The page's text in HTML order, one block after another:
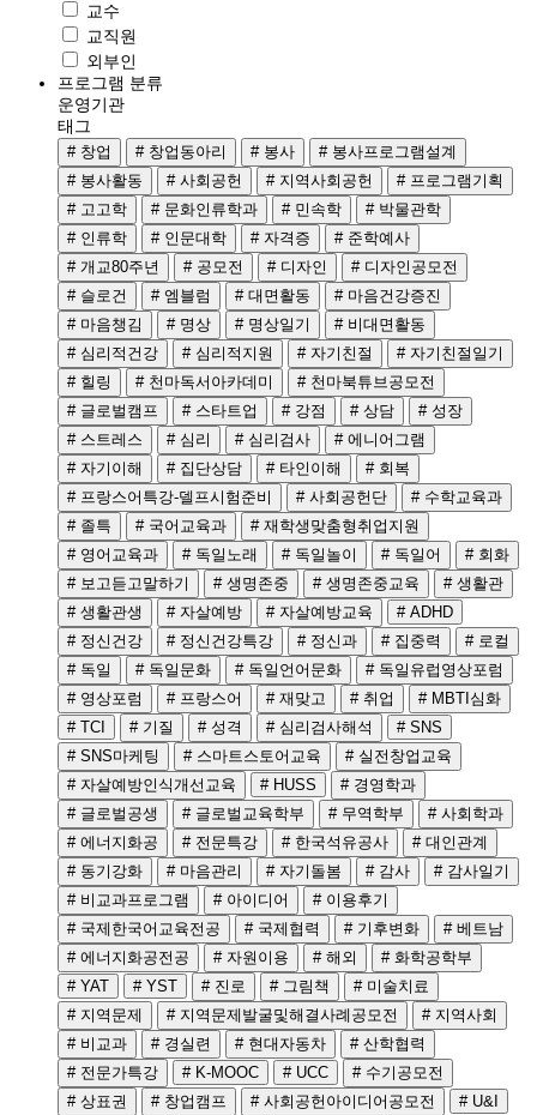
교수
교직원
외부인
프로그램 분류
운영기관
태그
# 창업
# 창업동아리 # 봉사
# 봉사프로그램설계
# 봉사활동
# 사회공헌 # 지역사회공헌
# 프로그램기획
# 고고학
# 문화인류학과 # 민속학
# 박물관학
# 인류학
# 인문대학 # 자격증
# 준학예사
# 개교80주년
# 공모전 # 디자인
# 디자인공모전
# 슬로건
# 엠블럼 # 대면활동
# 마음건강증진
# 마음챙김
# 명상 # 명상일기
# 비대면활동
# 심리적건강
# 심리적지원 # 자기친절
# 자기친절일기
# 힐링
# 천마독서아카데미
# 천마북튜브공모전
# 글로벌캠프
# 스타트업 # 강점 # 상담
# 성장
# 스트레스
# 심리 # 심리검사
# 에니어그램
# 자기이해
# 집단상담 # 타인이해
# 회복
# 프랑스어특강-델프시험준비
# 사회공헌단
# 수학교육과
# 졸특
# 국어교육과
# 재학생맞춤형취업지원
# 영어교육과
# 독일노래 # 독일놀이 # 독일어
# 회화
# 보고듣고말하기
# 생명존중 # 생명존중교육
# 생활관
# 생활관생
# 자살예방 # 자살예방교육
# ADHD
# 정신건강
# 정신건강특강 # 정신과 # 집중력
# 로컬
# 독일
# 독일문화 # 독일언어문화
# 독일유럽영상포럼
# 영상포럼
# 프랑스어 # 재맞고 # 취업
# MBTI심화
# TCI
# 기질 # 성격 # 심리검사해석
# SNS
# SNS마케팅
# 스마트스토어교육
# 실전창업교육
# 자살예방인식개선교육
# HUSS
# 경영학과
# 글로벌공생
# 글로벌교육학부 # 무역학부
# 사회학과
# 에너지화공
# 전문특강 # 한국석유공사
# 대인관계
# 동기강화
# 마음관리 # 자기돌봄 # 감사
# 감사일기
# 비교과프로그램
# 아이디어
# 이용후기
# 국제한국어교육전공
# 국제협력 # 기후변화
# 베트남
# 에너지화공전공
# 자원이용 # 해외
# 화학공학부
# YAT
# YST # 진로 # 그림책
# 미술치료
# 지역문제
# 지역문제발굴및해결사례공모전
# 지역사회
# 비교과
# 경실련 # 현대자동차
# 산학협력
# 전문가특강
# K-MOOC # UCC
# 수기공모전
# 상표권
# 창업캠프 # 사회공헌아이디어공모전
# U&I